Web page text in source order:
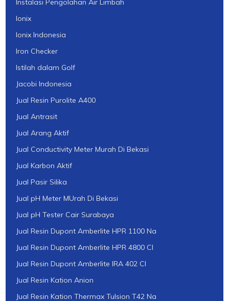
Instalasi Pengolahan Air Limbah
Ionix
Ionix Indonesia
Iron Checker
Istilah dalam Golf
Jacobi Indonesia
Jual Resin Purolite A400
Jual Antrasit
Jual Arang Aktif
Jual Conductivity Meter Murah Di Bekasi
Jual Karbon Aktif
Jual Pasir Silika
Jual pH Meter MUrah Di Bekasi
Jual pH Tester Cair Surabaya
Jual Resin Dupont Amberlite HPR 1100 Na
Jual Resin Dupont Amberlite HPR 4800 Cl
Jual Resin Dupont Amberlite IRA 402 Cl
Jual Resin Kation Anion
Jual Resin Kation Thermax Tulsion T42 Na